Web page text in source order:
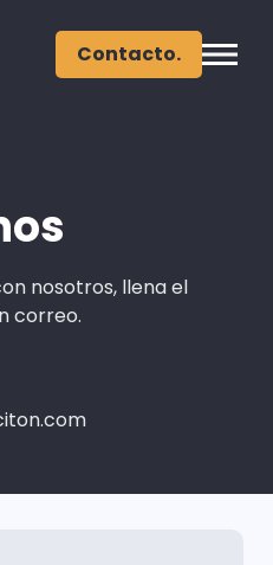
Contacto.
nosotros, llena el
correo.